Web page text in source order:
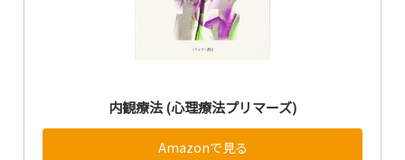
内観療法 (心理療法プリマーズ)
Amazonで見る